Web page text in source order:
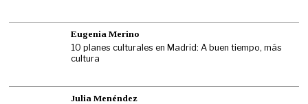
Eugenia Merino
10 planes culturales en Madrid: A buen tiempo, más
cultura
Julia Menéndez